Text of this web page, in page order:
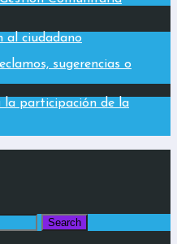
al ciudadano
sugerencias o
la participación de la